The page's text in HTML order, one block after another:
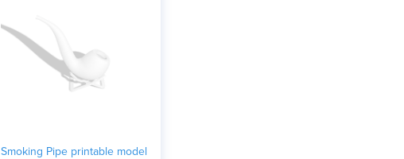
Smoking Pipe printable model